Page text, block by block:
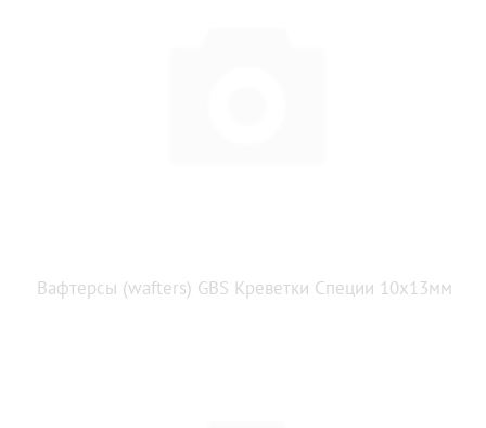
Вафтерсы (wafters) GBS Креветки Специи 10x13мм